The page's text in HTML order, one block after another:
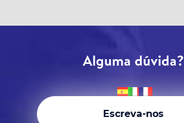
Alguma dúvida?
Escreva-nos